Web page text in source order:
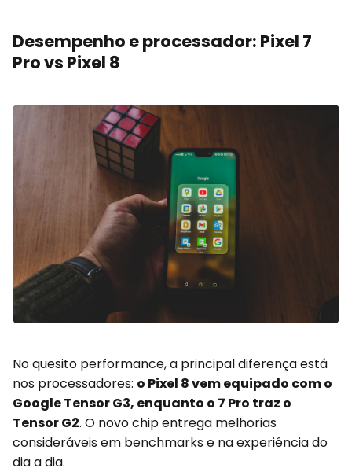
Desempenho e processador: Pixel 7
Pro vs Pixel 8
No quesito performance, a principal diferença está
nos processadores: o Pixel 8 vem equipado com o
Google Tensor G3, enquanto o 7 Pro traz o
Tensor G2. O novo chip entrega melhorias
consideráveis em benchmarks e na experiência do
dia a dia.